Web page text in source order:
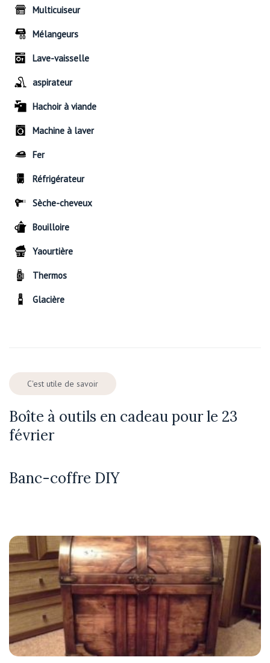
Multicuiseur
Mélangeurs
Lave-vaisselle
aspirateur
Hachoir à viande
Machine à laver
Fer
Réfrigérateur
Sèche-cheveux
Bouilloire
Yaourtière
Thermos
Glacière
C'est utile de savoir
Boîte à outils en cadeau pour le 23
février
Banc-coffre DIY